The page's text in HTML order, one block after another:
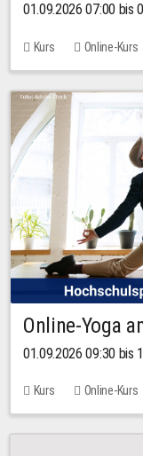
01.09.2026 07:00 bis
Kurs Online-Kurs
Online-Yoga
01.09.2026 09:30 bis
Kurs Online-Kurs